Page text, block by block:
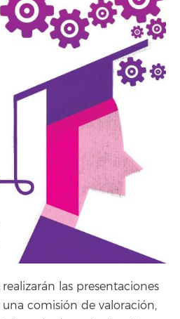
las presentaciones
comisión de valoración,